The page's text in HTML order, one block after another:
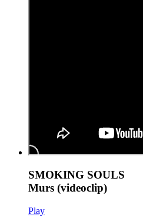
SMOKING SOULS
Murs (videoclip)
Play